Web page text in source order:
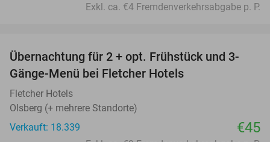
Exkl. ca. €4 Fremdenverkehrsabgabe p. P.
Übernachtung für 2 + opt. Frühstück und 3-
Gänge-Menü bei Fletcher Hotels
Fletcher Hotels
Olsberg (+ mehrere Standorte)
Verkauft: 18.339
€45